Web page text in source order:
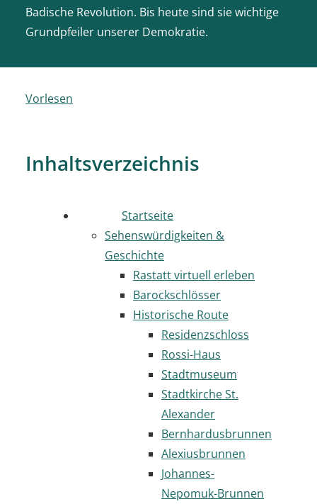
Badische Revolution. Bis heute sind sie wichtige
Grundpfeiler unserer Demokratie.
Vorlesen
Inhaltsverzeichnis
Startseite
Sehenswürdigkeiten &
Geschichte
Rastatt virtuell erleben
Barockschlösser
Historische Route
Residenzschloss
Rossi-Haus
Stadtmuseum
Stadtkirche St.
Alexander
Bernhardusbrunnen
Alexiusbrunnen
Johannes-
Nepomuk-Brunnen